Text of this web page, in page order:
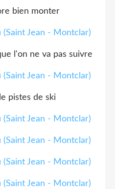
bien monter
l'on ne va pas suivre
pistes de ski